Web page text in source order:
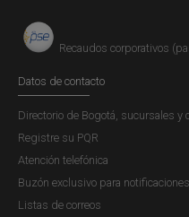
Para una economía
financiación externa, que
condiciones crediticias y
de bienes básicos (como
general, de...
Recaudos corporativos
Datos de contacto
Directorio de Bogotá, sucursales y
Registre su PQR
Atención telefónica
Buzón exclusivo para
Listas de correos